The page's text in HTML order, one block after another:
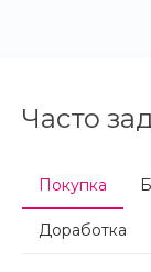
Часто
Покупка
Доработка